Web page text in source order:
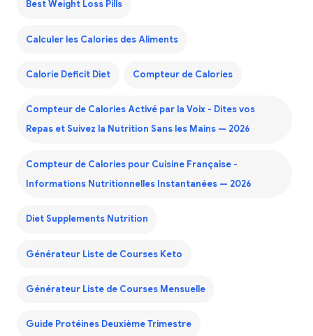
Best Weight Loss Pills
Calculer les Calories des Aliments
Calorie Deficit Diet Compteur de Calories
Compteur de Calories Activé par la Voix - Dites vos
Repas et Suivez la Nutrition Sans les Mains — 2026
Compteur de Calories pour Cuisine Française -
Informations Nutritionnelles Instantanées — 2026
Diet Supplements Nutrition
Générateur Liste de Courses Keto
Générateur Liste de Courses Mensuelle
Guide Protéines Deuxième Trimestre